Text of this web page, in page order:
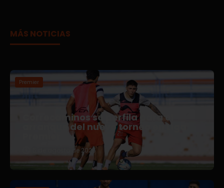
MÁS NOTICIAS
Premier
Correcaminos se perfila para el
arranque del nuevo torneo en Liga
5 de agosto de 2026